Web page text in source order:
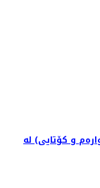
و كۆتایی) له‌